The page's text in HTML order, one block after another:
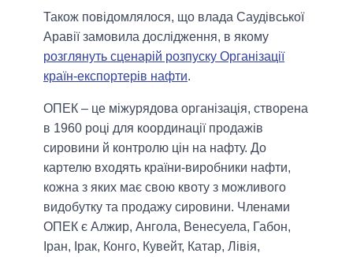
Також повідомлялося, що влада Саудівської
Аравії замовила дослідження, в якому
розглянуть сценарій розпуску Організації
країн-експортерів нафти.
ОПЕК – це міжурядова організація, створена
в 1960 році для координації продажів
сировини й контролю цін на нафту. До
картелю входять країни-виробники нафти,
кожна з яких має свою квоту з можливого ​​
видобутку та продажу сировини. Членами
ОПЕК є Алжир, Ангола, Венесуела, Габон,
Іран, Ірак, Конго, Кувейт, Катар, Лівія,